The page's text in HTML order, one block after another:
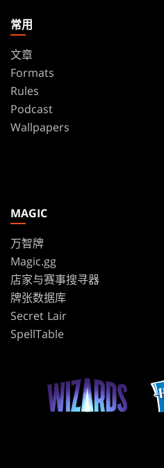
常用
文章
Formats
Rules
Podcast
Wallpapers
MAGIC
万智牌
Magic.gg
店家与赛事搜寻器
牌张数据库
Secret Lair
SpellTable